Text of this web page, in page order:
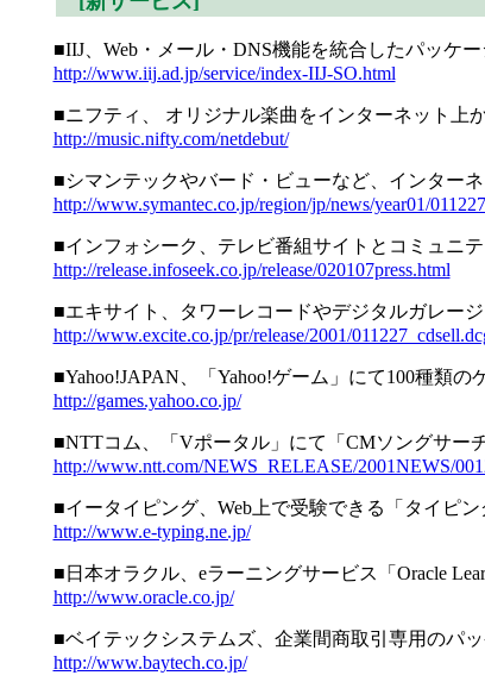
■IIJ、Web・メール・DNS機能を統合したパッケ
http://www.iij.ad.jp/service/index-IIJ-SO.html
■ニフティ、 オリジナル楽曲をインターネット上
http://music.nifty.com/netdebut/
■シマンテックやバード・ビューなど、インター
http://www.symantec.co.jp/region/jp/news/year01/
■インフォシーク、テレビ番組サイトとコミュニ
http://release.infoseek.co.jp/release/020107press.html
■エキサイト、タワーレコードやデジタルガレー
http://www.excite.co.jp/pr/release/2001/
■Yahoo!JAPAN、「Yahoo!ゲーム」にて100種類
http://games.yahoo.co.jp/
■NTTコム、「Vポータル」にて「CMソングサー
http://www.ntt.com/NEWS_RELEASE/2001NEWS/
■イータイピング、Web上で受験できる「タイピ
http://www.e-typing.ne.jp/
■日本オラクル、eラーニングサービス「Oracle
http://www.oracle.co.jp/
■ベイテックシステムズ、企業間商取引専用のパ
http://www.baytech.co.jp/